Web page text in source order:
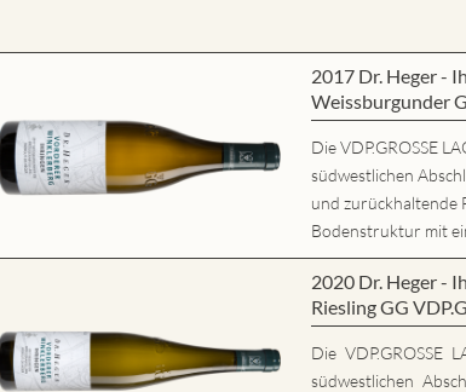
2017 Dr. Heger -
Weissburgunder
Die VDP.GROSSE
südwestlichen
und zurückhaltende
Bodenstruktur mit
2020 Dr. Heger -
Riesling GG
Die VDP.GROSSE
südwestlichen